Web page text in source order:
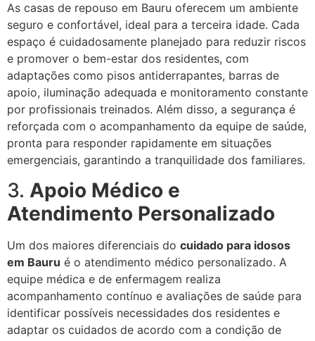
As casas de repouso em Bauru oferecem um ambiente
seguro e confortável, ideal para a terceira idade. Cada
espaço é cuidadosamente planejado para reduzir riscos
e promover o bem-estar dos residentes, com
adaptações como pisos antiderrapantes, barras de
apoio, iluminação adequada e monitoramento constante
por profissionais treinados. Além disso, a segurança é
reforçada com o acompanhamento da equipe de saúde,
pronta para responder rapidamente em situações
emergenciais, garantindo a tranquilidade dos familiares.
3. Apoio Médico e
Atendimento Personalizado
Um dos maiores diferenciais do cuidado para idosos
em Bauru é o atendimento médico personalizado. A
equipe médica e de enfermagem realiza
acompanhamento contínuo e avaliações de saúde para
identificar possíveis necessidades dos residentes e
adaptar os cuidados de acordo com a condição de